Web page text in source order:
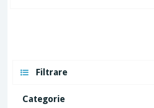
Filtrare
Categorie